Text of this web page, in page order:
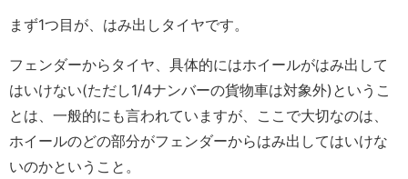
まず1つ目が、はみ出しタイヤです。
フェンダーからタイヤ、具体的にはホイールがはみ出して
はいけない(ただし1/4ナンバーの貨物車は対象外)というこ
とは、一般的にも言われていますが、ここで大切なのは、
ホイールのどの部分がフェンダーからはみ出してはいけな
いのかということ。